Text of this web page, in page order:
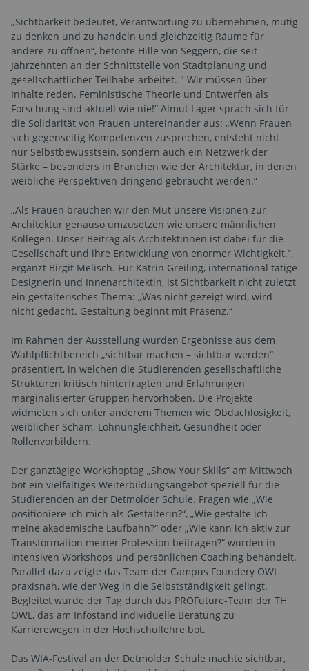
„Sichtbarkeit bedeutet, Verantwortung zu übernehmen, mutig
zu denken und zu handeln und gleichzeitig Räume für
andere zu öffnen“, betonte Hille von Seggern, die seit
Jahrzehnten an der Schnittstelle von Stadtplanung und
gesellschaftlicher Teilhabe arbeitet. " Wir müssen über
Inhalte reden. Feministische Theorie und Entwerfen als
Forschung sind aktuell wie nie!“ Almut Lager sprach sich für
die Solidarität von Frauen untereinander aus: „Wenn Frauen
sich gegenseitig Kompetenzen zusprechen, entsteht nicht
nur Selbstbewusstsein, sondern auch ein Netzwerk der
Stärke – besonders in Branchen wie der Architektur, in denen
weibliche Perspektiven dringend gebraucht werden.“
„Als Frauen brauchen wir den Mut unsere Visionen zur
Architektur genauso umzusetzen wie unsere männlichen
Kollegen. Unser Beitrag als Architektinnen ist dabei für die
Gesellschaft und ihre Entwicklung von enormer Wichtigkeit.“,
ergänzt Birgit Melisch. Für Katrin Greiling, international tätige
Designerin und Innenarchitektin, ist Sichtbarkeit nicht zuletzt
ein gestalterisches Thema: „Was nicht gezeigt wird, wird
nicht gedacht. Gestaltung beginnt mit Präsenz.“
Im Rahmen der Ausstellung wurden Ergebnisse aus dem
Wahlpflichtbereich „sichtbar machen – sichtbar werden“
präsentiert, in welchen die Studierenden gesellschaftliche
Strukturen kritisch hinterfragten und Erfahrungen
marginalisierter Gruppen hervorhoben. Die Projekte
widmeten sich unter anderem Themen wie Obdachlosigkeit,
weiblicher Scham, Lohnungleichheit, Gesundheit oder
Rollenvorbildern.
Der ganztägige Workshoptag „Show Your Skills“ am Mittwoch
bot ein vielfältiges Weiterbildungsangebot speziell für die
Studierenden an der Detmolder Schule. Fragen wie „Wie
positioniere ich mich als Gestalterin?“, „Wie gestalte ich
meine akademische Laufbahn?“ oder „Wie kann ich aktiv zur
Transformation meiner Profession beitragen?“ wurden in
intensiven Workshops und persönlichen Coaching behandelt.
Parallel dazu zeigte das Team der Campus Foundery OWL
praxisnah, wie der Weg in die Selbstständigkeit gelingt.
Begleitet wurde der Tag durch das PROFuture-Team der TH
OWL, das am Infostand individuelle Beratung zu
Karrierewegen in der Hochschullehre bot.
Das WIA-Festival an der Detmolder Schule machte sichtbar,